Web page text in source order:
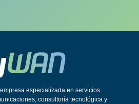
especializada en servicios
consultoría tecnológica y